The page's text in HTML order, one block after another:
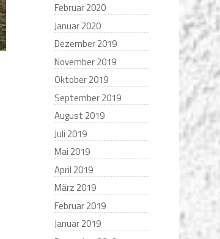
Februar 2020
Januar 2020
Dezember 2019
November 2019
Oktober 2019
September 2019
August 2019
Juli 2019
Mai 2019
April 2019
März 2019
Februar 2019
Januar 2019